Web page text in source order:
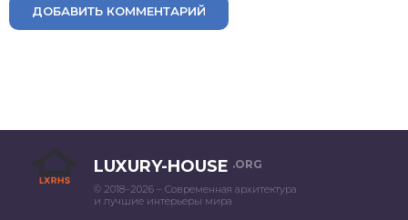
ДОБАВИТЬ КОММЕНТАРИЙ
LUXURY-HOUSE .ORG
© 2018–2026 – Современная архитектура
и лучшие интерьеры мира